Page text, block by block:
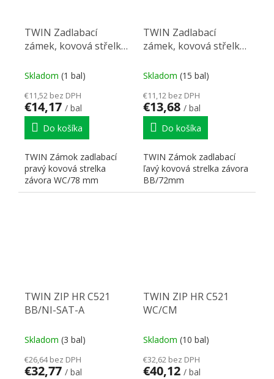
TWIN Zadlabací
zámek, kovová střelka,
mm, pravý
Skladom (1 bal)
€11,52 bez DPH
€14,17 / bal
Do košíka
TWIN Zámok zadlabací
pravý kovová strelka
závora WC/78 mm
TWIN Zadlabací
zámek, kovová střelka,
mm levý
Skladom (15 bal)
€11,12 bez DPH
€13,68 / bal
Do košíka
TWIN Zámok zadlabací
ľavý kovová strelka závora
BB/72mm
TWIN ZIP HR C521
BB/NI-SAT-A
Skladom (3 bal)
€26,64 bez DPH
€32,77 / bal
TWIN ZIP HR C521
WC/CM
Skladom (10 bal)
€32,62 bez DPH
€40,12 / bal